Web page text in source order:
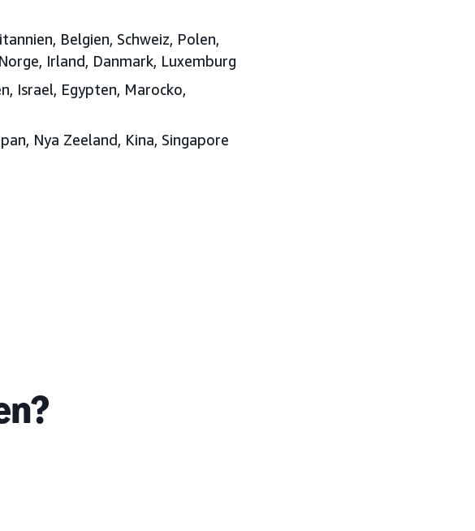
Belgien, Schweiz, Polen,
Irland, Danmark, Luxemburg
Israel, Egypten, Marocko,
Nya Zeeland, Kina, Singapore